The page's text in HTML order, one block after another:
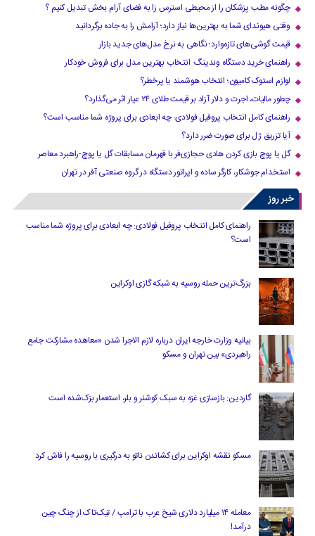
چگونه مطب پزشکان را از محیطی استرس زا به فضای آرام بخش تبدیل کنیم ؟
وقتی هیوندای شما به بهترین‌ها نیاز دارد؛ آرامش را به جاده برگردانید
قیمت گوشی‌های تازه‌وارد؛ نگاهی به نرخ مدل‌های جدید بازار
راهنمای خرید دستگاه وندینگ: انتخاب بهترین مدل برای فروش خودکار
لوازم استوک کامیون؛ انتخاب هوشمند یا پرخطر؟
چطور مالیات، اجرت و دلار آزاد بر قیمت طلای ۲۴ عیار اثر می‌گذارد؟
راهنمای کامل انتخاب پروفیل فولادی: چه ابعادی برای پروژه شما مناسب است؟
آیا تزریق ژل برای صورت ضرر دارد​؟
گل یا پوچ بازی کردن هادی حجازی‌فر با قهرمان مسابقات گل یا پوچ-راهبرد معاصر
استخدام جوشکار، کارگر ساده و اپراتور دستگاه در گروه صنعتی آفر در تهران
خبر روز
راهنمای کامل انتخاب پروفیل فولادی: چه ابعادی برای پروژه شما مناسب
است؟
بزرگ‌ترین حمله روسیه به شبکه گازی اوکراین
بیانیه وزارت خارجه ایران درباره لازم‌ الاجرا شدن «معاهده مشارکت جامع
راهبردی» بین تهران و مسکو
گاردین: بازسازی غزه به سبک کوشنر و بلر، استعمار بزک‌شده است
مسکو نقشه اوکراین برای کشاندن ناتو به درگیری با روسیه را فاش کرد
معامله ۱۴ میلیارد دلاری شیخ عرب با ترامپ / تیک‌تاک از چنگ چین
درآمد!